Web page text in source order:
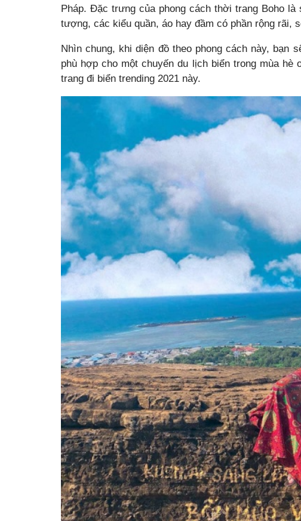
Pháp. Đặc trưng của phong cách thời trang Boho
tượng, các kiểu quần, áo hay đầm có phần rộng rãi,
Nhìn chung, khi diện đồ theo phong cách này, bạn
phù hợp cho một chuyến du lịch biển trong mùa
trang đi biển trending 2021 này.